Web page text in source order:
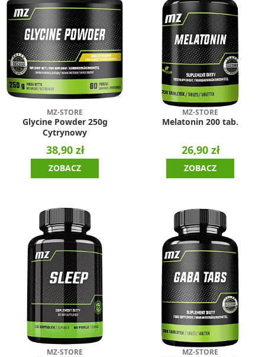
MZ-STORE
Glycine Powder 250g
Cytrynowy
38,90 zł
ZOBACZ
MZ-STORE
Melatonin 200 tab.
26,90 zł
ZOBACZ
MZ-STORE MZ-STORE